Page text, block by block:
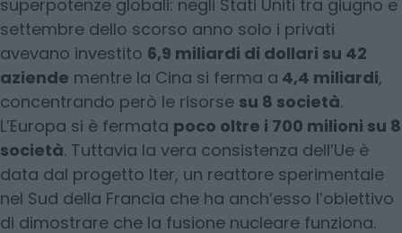
superpotenze globali: negli Stati Uniti tra giugno e
settembre dello scorso anno solo i privati
avevano investito 6,9 miliardi di dollari su 42
aziende mentre la Cina si ferma a 4,4 miliardi,
concentrando però le risorse su 8 società.
L’Europa si è fermata poco oltre i 700 milioni su 8
società. Tuttavia la vera consistenza dell’Ue è
data dal progetto Iter, un reattore sperimentale
nel Sud della Francia che ha anch’esso l’obiettivo
di dimostrare che la fusione nucleare funziona.